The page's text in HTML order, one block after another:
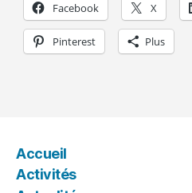
Facebook X
Pinterest Plus
Accueil
Activités